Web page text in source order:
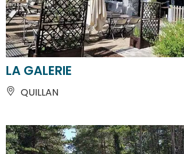
LA GALERIE
QUILLAN